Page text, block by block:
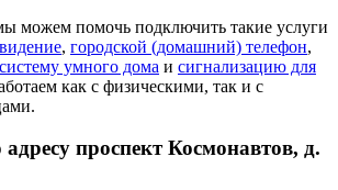
можем помочь подключить такие услуги
, городской (домашний) телефон,
систему умного дома и сигнализацию для
как с физическими, так и с
адресу проспект Космонавтов, д.